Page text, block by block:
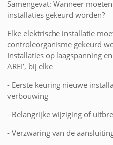
Samengevat: Wanneer
installaties gekeurd worden?
Elke elektrische installatie
controleorganisme gekeurd
Installaties op laagspanning
AREI’, bij elke
- Eerste keuring nieuwe
verbouwing
- Belangrijke wijziging of
- Verzwaring van de